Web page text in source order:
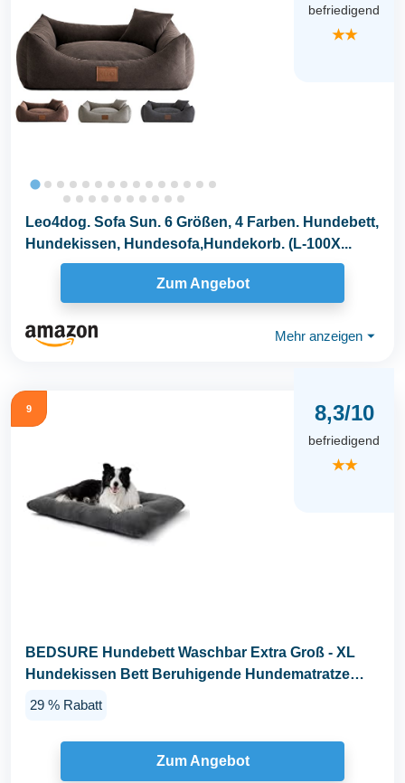
befriedigend
★★
Leo4dog. Sofa Sun. 6 Größen, 4 Farben. Hundebett,
Hundekissen, Hundesofa,Hundekorb. (L-100X...
Zum Angebot
Mehr anzeigen ⏷
9 8,3/10
befriedigend
★★
BEDSURE Hundebett Waschbar Extra Groß - XL
Hundekissen Bett Beruhigende Hundematratze
29 % Rabatt
Zum Angebot